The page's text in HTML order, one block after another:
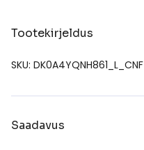
Tootekirjeldus
SKU: DK0A4YQNH861_L_CNF
Saadavus